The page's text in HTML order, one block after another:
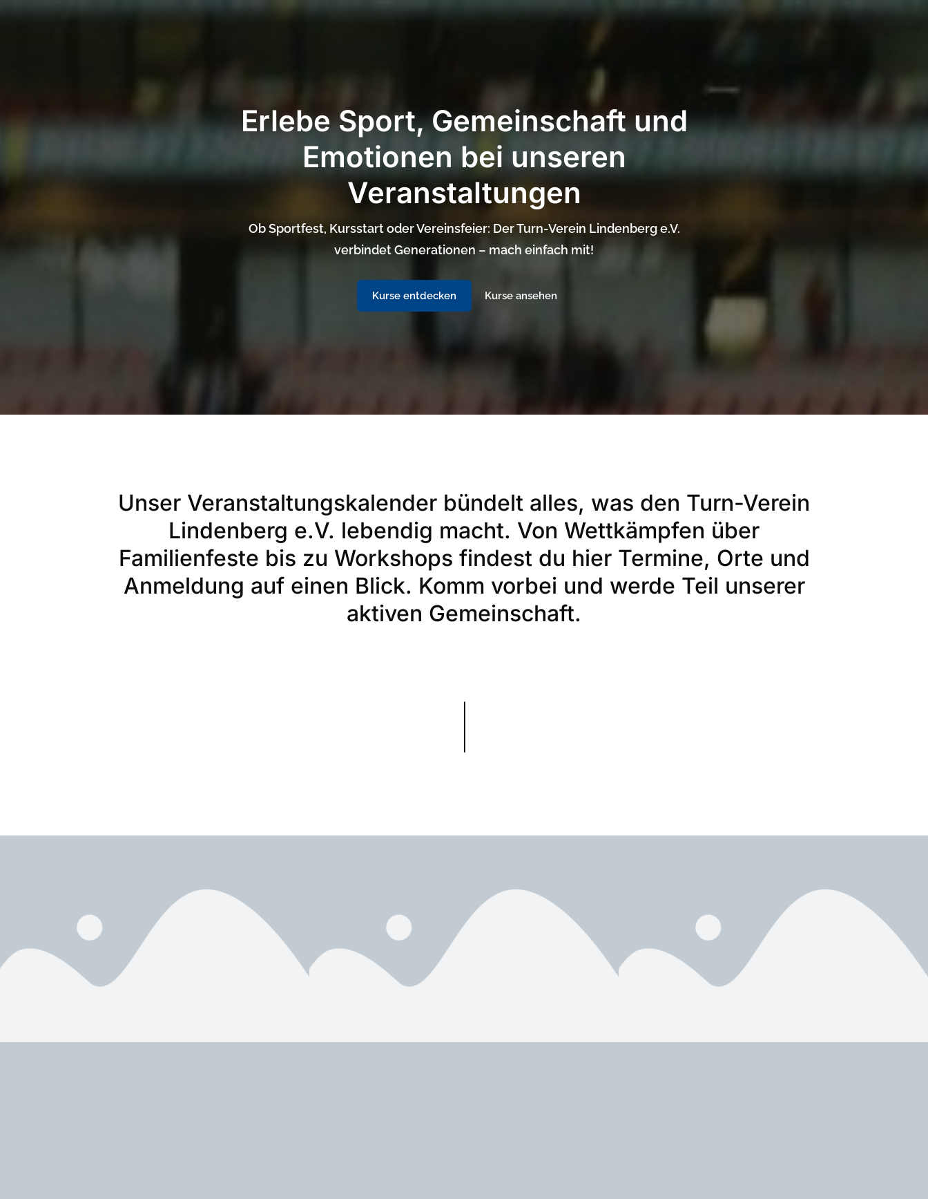
Erlebe Sport, Gemeinschaft und
Emotionen bei unseren
Veranstaltungen
Ob Sportfest, Kursstart oder Vereinsfeier: Der Turn-Verein Lindenberg e.V.
verbindet Generationen – mach einfach mit!
Kurse entdecken Kurse ansehen
Unser Veranstaltungskalender bündelt alles, was den Turn-Verein
Lindenberg e.V. lebendig macht. Von Wettkämpfen über
Familienfeste bis zu Workshops findest du hier Termine, Orte und
Anmeldung auf einen Blick. Komm vorbei und werde Teil unserer
aktiven Gemeinschaft.